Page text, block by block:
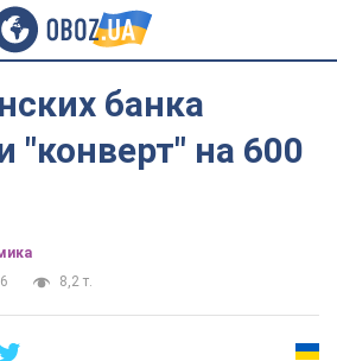
банка
"конверт" на 600
8,2 т.